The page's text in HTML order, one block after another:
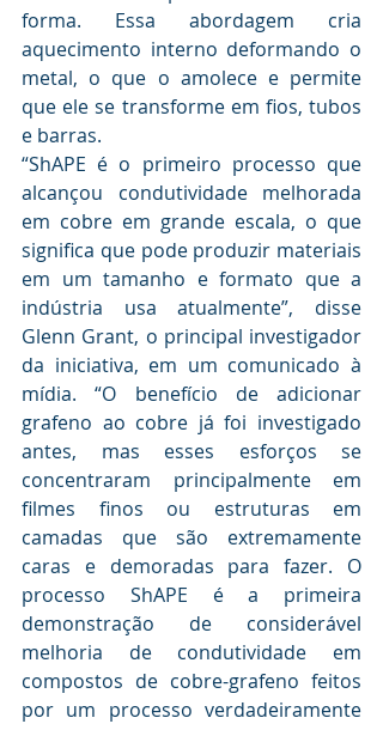
forma. Essa abordagem cria
aquecimento interno deformando o
metal, o que o amolece e permite
que ele se transforme em fios, tubos
e barras.
“ShAPE é o primeiro processo que
alcançou condutividade melhorada
em cobre em grande escala, o que
significa que pode produzir materiais
em um tamanho e formato que a
indústria usa atualmente”, disse
Glenn Grant, o principal investigador
da iniciativa, em um comunicado à
mídia. “O benefício de adicionar
grafeno ao cobre já foi investigado
antes, mas esses esforços se
concentraram principalmente em
filmes finos ou estruturas em
camadas que são extremamente
caras e demoradas para fazer. O
processo ShAPE é a primeira
demonstração de considerável
melhoria de condutividade em
compostos de cobre-grafeno feitos
por um processo verdadeiramente